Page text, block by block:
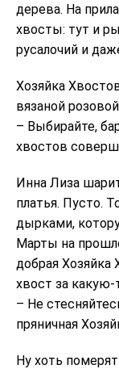
дерева. На
хвосты: тут и
русалочий и
Хозяйка
вязаной
– Выбирайте,
хвостов
Инна Лиза
платья. Пусто.
дырками,
Марты на
добрая Хозяйка
хвост за какую-
– Не
пряничная
Ну хоть